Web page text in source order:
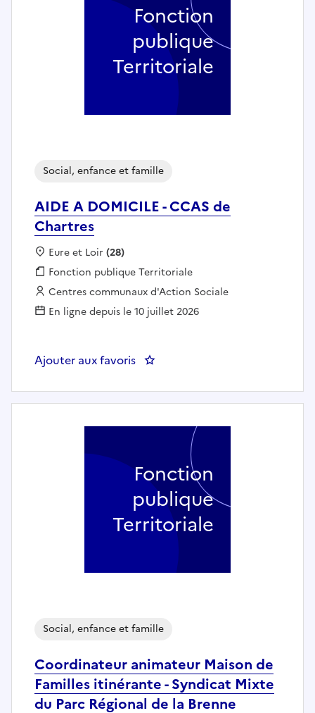
AIDE A DOMICILE - CCAS de
Chartres
Social, enfance et famille
Localisation :
Eure et Loir (28)
Fonction publique :
Fonction publique Territoriale
Employeur :
Centres communaux d'Action Sociale
En ligne depuis le 10 juillet 2026
Ajouter aux favoris : AIDE A DOMICILE - CCAS de
Fonction
publique
Territoriale
Coordinateur animateur Maison de
Familles itinérante - Syndicat Mixte
du Parc Régional de la Brenne
Social, enfance et famille
Fonction
publique
Territoriale